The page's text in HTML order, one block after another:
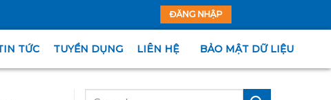
ĐĂNG NHẬP
TỨC TUYỂN DỤNG LIÊN HỆ BẢO MẬT DỮ LIỆU